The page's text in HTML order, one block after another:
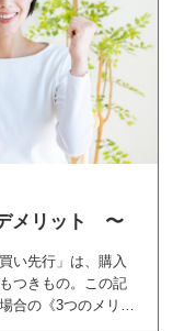
デメリット 〜
い先行」は、購入
つきもの。この記
合の《3つのメリッ